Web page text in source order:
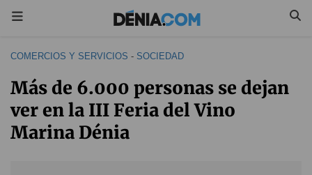
COMERCIOS Y SERVICIOS - SOCIEDAD
Más de 6.000 personas se dejan
ver en la III Feria del Vino
Marina Dénia